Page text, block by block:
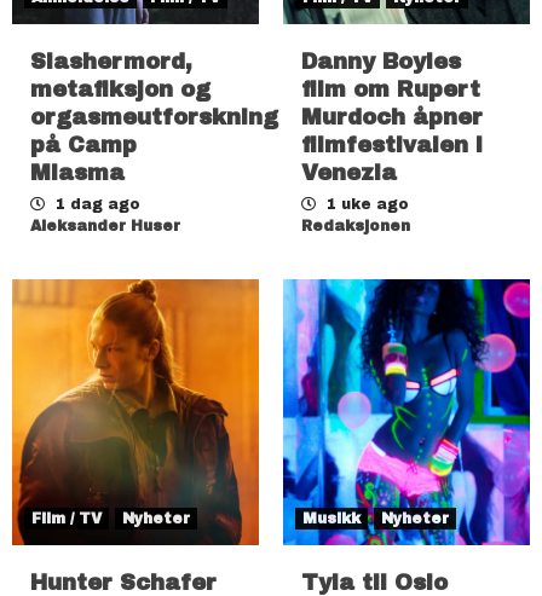
Slashermord,
metafiksjon og
orgasmeutforskning
på Camp
Miasma
1 dag ago
Aleksander Huser
Danny Boyles
film om Rupert
Murdoch åpner
filmfestivalen i
Venezia
1 uke ago
Redaksjonen
Film / TV Nyheter
Hunter Schafer
Musikk Nyheter
Tyla til Oslo